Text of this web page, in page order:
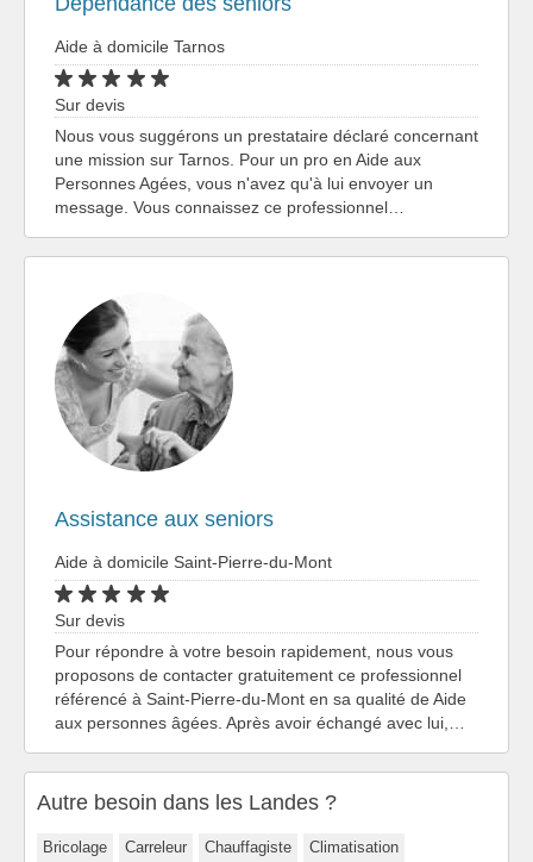
Aide à domicile Tarnos
Sur devis
Nous vous suggérons un prestataire déclaré concernant
une mission sur Tarnos. Pour un pro en Aide aux
Personnes Agées, vous n'avez qu'à lui envoyer un
message. Vous connaissez ce professionnel…
Assistance aux seniors
Aide à domicile Saint-Pierre-du-Mont
Sur devis
Pour répondre à votre besoin rapidement, nous vous
proposons de contacter gratuitement ce professionnel
référencé à Saint-Pierre-du-Mont en sa qualité de Aide
aux personnes âgées. Après avoir échangé avec lui,…
Autre besoin dans les Landes ?
Bricolage Carreleur Chauffagiste
Climatisation